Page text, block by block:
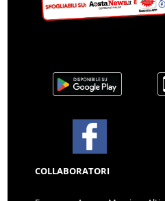
COLLABORATORI